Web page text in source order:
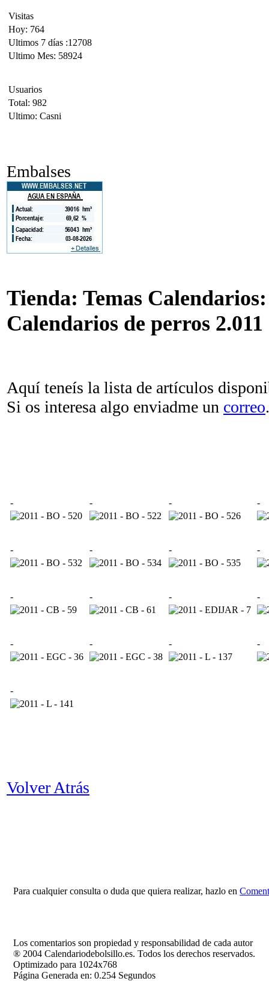
Visitas
Hoy: 764
Ultimos 7 días :12708
Ultimo Mes: 58924
Usuarios
Total: 982
Ultimo: Casni
Embalses
Tienda: Temas Calendarios:
Calendarios de perros 2.011
Aquí teneís la lista de artículos
Si os interesa algo enviadme un correo.
- - - -
- - - -
- - - -
- - - -
-
Volver Atrás
Para cualquier consulta o duda que quiera realizar, hazlo en
Los comentarios son propiedad y responsabilidad de cada autor
® 2004 Calendariodebolsillo.es. Todos los derechos reservados.
Optimizado para 1024x768
Página Generada en: 0.254 Segundos